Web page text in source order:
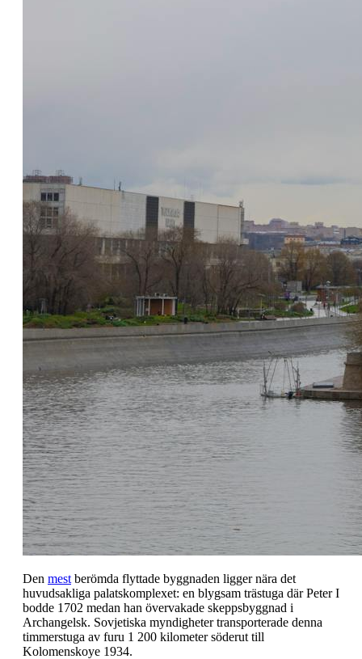
Den mest berömda flyttade byggnaden ligger nära det
huvudsakliga palatskomplexet: en blygsam trästuga där Peter I
bodde 1702 medan han övervakade skeppsbyggnad i
Archangelsk. Sovjetiska myndigheter transporterade denna
timmerstuga av furu 1 200 kilometer söderut till
Kolomenskoye 1934.